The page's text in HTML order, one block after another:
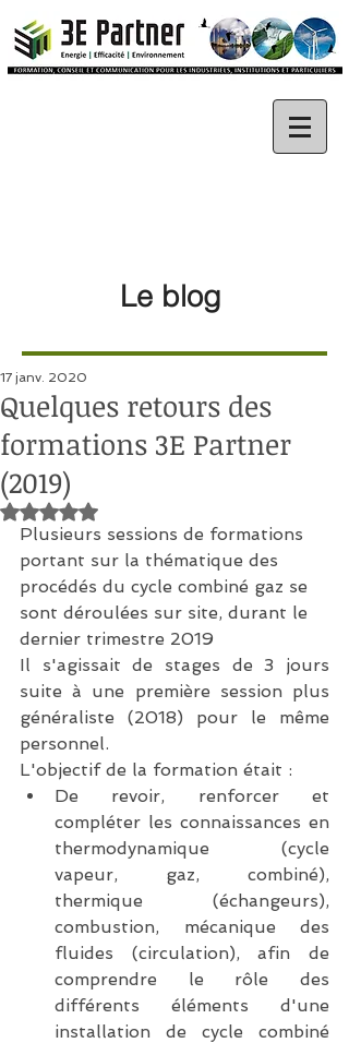
Le blog
Quelques retours des
formations 3E Partner
(2019)
17 janv. 2020
Noté NaN étoiles sur 5.
Plusieurs sessions de formations
portant sur la thématique des
procédés du cycle combiné gaz se
sont déroulées sur site, durant le
dernier trimestre 2019
Il s'agissait de stages de 3 jours
suite à une première session plus
généraliste (2018) pour le même
personnel.
L'objectif de la formation était :
De revoir, renforcer et
compléter les connaissances en
thermodynamique (cycle
vapeur, gaz, combiné),
thermique (échangeurs),
combustion, mécanique des
fluides (circulation), afin de
comprendre le rôle des
différents éléments d'une
installation de cycle combiné